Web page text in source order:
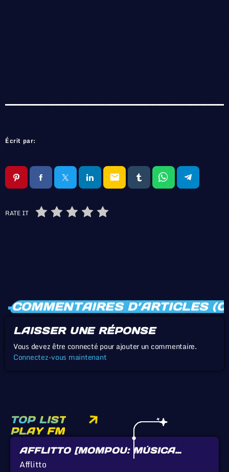
Écrit par:
email
RATE IT
COMMENTAIRES D’ARTICLES
LAISSER UNE RÉPONSE
Vous devez être connecté pour ajouter un commentaire.
Connectez-vous maintenant
TOP LIST
PLAY FM
AFFLITTO [MOMPOU: MÚSICA
CALLADA]
Afflitto